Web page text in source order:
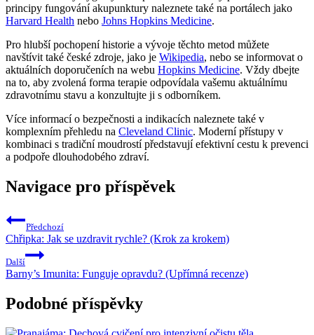
principy fungování akupunktury naleznete také na portálech jako
Harvard Health nebo Johns Hopkins Medicine.
Pro hlubší pochopení historie a vývoje těchto metod můžete
navštívit také české zdroje, jako je Wikipedia, nebo se informovat o
aktuálních doporučeních na webu Hopkins Medicine. Vždy dbejte
na to, aby zvolená forma terapie odpovídala vašemu aktuálnímu
zdravotnímu stavu a konzultujte ji s odborníkem.
Více informací o bezpečnosti a indikacích naleznete také v
komplexním přehledu na Cleveland Clinic. Moderní přístupy v
kombinaci s tradiční moudrostí představují efektivní cestu k prevenci
a podpoře dlouhodobého zdraví.
Navigace pro příspěvek
Předchozí
Chřipka: Jak se uzdravit rychle? (Krok za krokem)
Další
Barny’s Imunita: Funguje opravdu? (Upřímná recenze)
Podobné příspěvky